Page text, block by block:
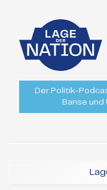
Der Politik-
Banse